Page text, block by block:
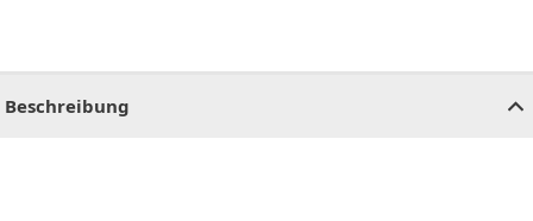
Beschreibung